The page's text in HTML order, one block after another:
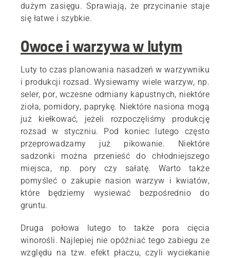
dużym zasięgu. Sprawiają, że przycinanie staje
się łatwe i szybkie.
Owoce i warzywa w lutym
Luty to czas planowania nasadzeń w warzywniku
i produkcji rozsad. Wysiewamy wiele warzyw, np.
seler, por, wczesne odmiany kapustnych, niektóre
zioła, pomidory, paprykę. Niektóre nasiona mogą
już kiełkować, jeżeli rozpoczęliśmy produkcję
rozsad w styczniu. Pod koniec lutego często
przeprowadzamy już pikowanie. Niektóre
sadzonki można przenieść do chłodniejszego
miejsca, np. pory czy sałatę. Warto także
pomyśleć o zakupie nasion warzyw i kwiatów,
które będziemy wysiewać bezpośrednio do
gruntu.
Druga połowa lutego to także pora cięcia
winorośli. Najlepiej nie opóźniać tego zabiegu ze
względu na tzw. efekt płaczu, czyli wyciekanie